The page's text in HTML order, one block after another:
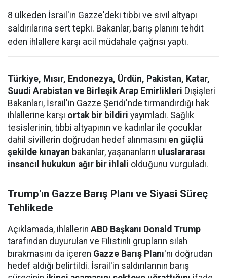
8 ülkeden İsrail'in Gazze'deki tıbbi ve sivil altyapı
saldırılarına sert tepki. Bakanlar, barış planını tehdit
eden ihlallere karşı acil müdahale çağrısı yaptı.
Türkiye, Mısır, Endonezya, Ürdün, Pakistan, Katar,
Suudi Arabistan ve Birleşik Arap Emirlikleri Dışişleri
Bakanları, İsrail'in Gazze Şeridi'nde tırmandırdığı hak
ihlallerine karşı ortak bir bildiri yayımladı. Sağlık
tesislerinin, tıbbi altyapının ve kadınlar ile çocuklar
dahil sivillerin doğrudan hedef alınmasını en güçlü
şekilde kınayan bakanlar, yaşananların uluslararası
insancıl hukukun ağır bir ihlali olduğunu vurguladı.
Trump'ın Gazze Barış Planı ve Siyasi Süreç
Tehlikede
Açıklamada, ihlallerin ABD Başkanı Donald Trump
tarafından duyurulan ve Filistinli grupların silah
bırakmasını da içeren Gazze Barış Planı'nı doğrudan
hedef aldığı belirtildi. İsrail'in saldırılarının barış